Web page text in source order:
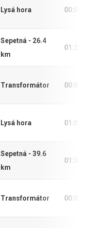
Lysá hora
Sepetná - 26.4
km
Transformátor
Lysá hora
Sepetná - 39.6
km
Transformátor